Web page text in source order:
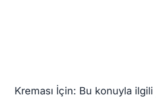
Kreması İçin: Bu konuyla ilgili